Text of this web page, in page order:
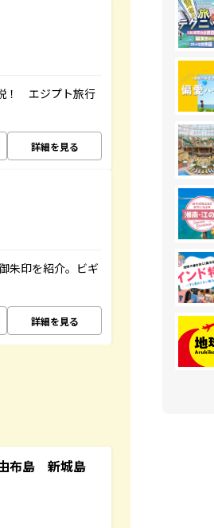
！ エジプト旅行
詳細を見る
朱印を紹介。ビギ
詳細を見る
布島 新城島